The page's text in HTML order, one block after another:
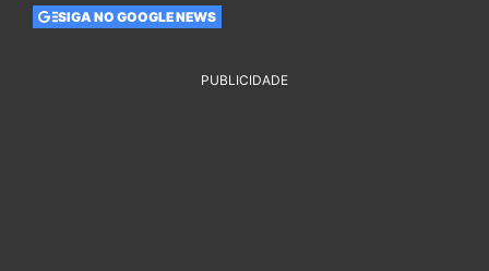
SIGA NO GOOGLE NEWS
PUBLICIDADE